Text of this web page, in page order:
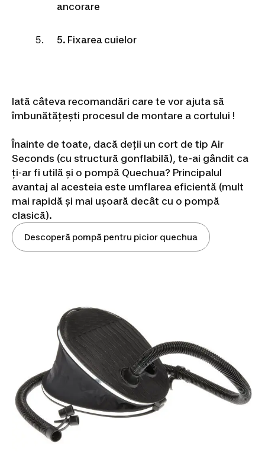
ancorare
5. Fixarea cuielor
Iată câteva recomandări care te vor ajuta să
îmbunătățești procesul de montare a cortului !
Înainte de toate, dacă deții un cort de tip Air
Seconds (cu structură gonflabilă), te-ai gândit ca
ți-ar fi utilă și o pompă Quechua? Principalul
avantaj al acesteia este umflarea eficientă (mult
mai rapidă și mai ușoară decât cu o pompă
clasică).
Descoperă pompă pentru picior quechua